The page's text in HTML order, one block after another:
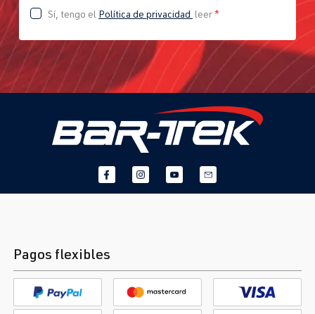
Sí, tengo el Política de privacidad leer*
Pagos flexibles